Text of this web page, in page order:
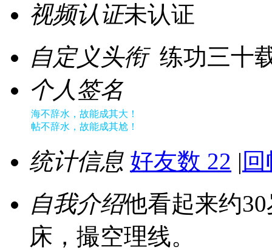
视频认证未认证
自定义头衔 练功三十
个人签名
海不辞水，故能成其大！
帖不辞水，故能成其尬！
统计信息 好友数 22 |
自我介绍他看起来约
床，撮空理线。